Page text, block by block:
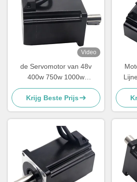
Video
de Servomotor van 48v
400w 750w 1000w
gelijkstroom met Codeur 17
Beetjes de Absolute van de
Codeurmotor Peristaltische
Pomp
Krijg Beste Prijs